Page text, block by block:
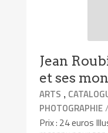
Jean
et ses
ARTS ,
PHOTOGRAPHIE
Prix : 24 euros